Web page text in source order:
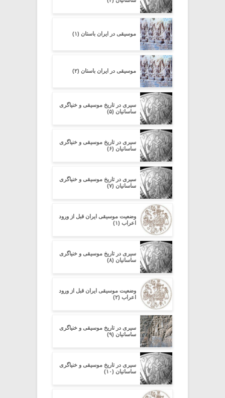
موسیقی در ایران باستان (۱)
موسیقی در ایران باستان (۲)
سیری در تاریخ موسیقی و خنیاگری
ساسانیان (۵)
سیری در تاریخ موسیقی و خنیاگری
ساسانیان (۶)
سیری در تاریخ موسیقی و خنیاگری
ساسانیان (۷)
وضعیت موسیقی ایران قبل از ورود
اعراب (۱)
سیری در تاریخ موسیقی و خنیاگری
ساسانیان (۸)
وضعیت موسیقی ایران قبل از ورود
اعراب (۲)
سیری در تاریخ موسیقی و خنیاگری
ساسانیان (۹)
سیری در تاریخ موسیقی و خنیاگری
ساسانیان (۱۰)